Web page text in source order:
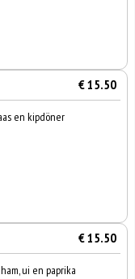
€ 15.50
en kipdöner
€ 15.50
ui en paprika